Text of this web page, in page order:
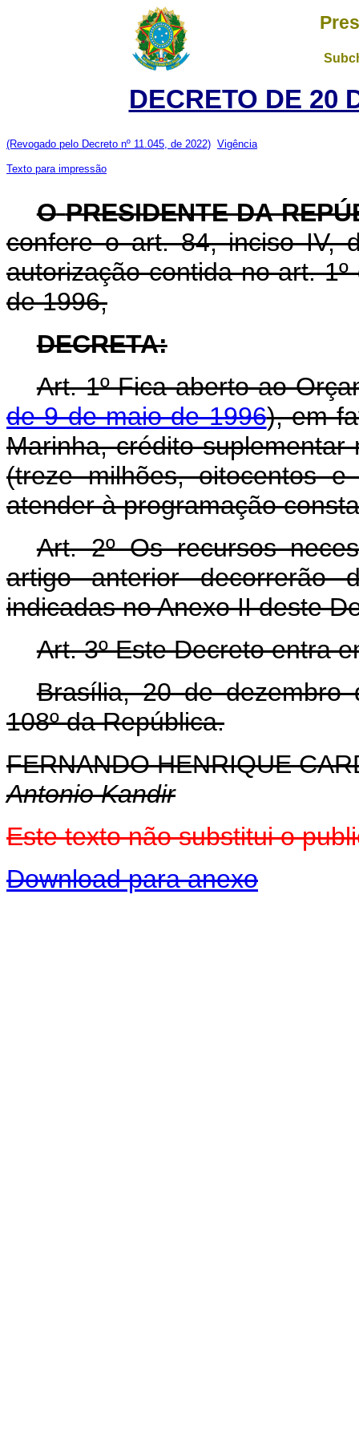
DECRETO DE 20
(Revogado pelo Decreto nº 11.045, de 2022) Vigência
Texto para impressão
O PRESIDENTE DA
confere o art. 84, inciso IV,
autorização contida no art.
de 1996,
DECRETA:
Art. 1º Fica aberto ao
de 9 de maio de 1996), em
Marinha, crédito
(treze milhões, oitocentos
atender à programação
Art. 2º Os recursos
artigo anterior decorrerão
indicadas no Anexo II deste
Art. 3º Este Decreto entra
Brasília, 20 de dezembro
108º da República.
FERNANDO HENRIQUE
Antonio Kandir
Este texto não substitui o
Download para anexo